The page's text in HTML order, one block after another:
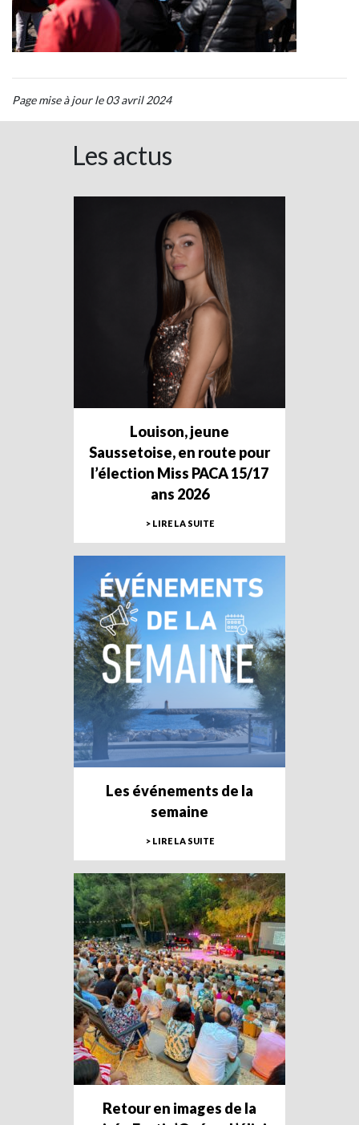
Page mise à jour le 03 avril 2024
Les actus
Louison, jeune
Saussetoise, en route pour
l’élection Miss PACA 15/17
ans 2026
> LIRE LA SUITE
Les événements de la
semaine
> LIRE LA SUITE
Retour en images de la